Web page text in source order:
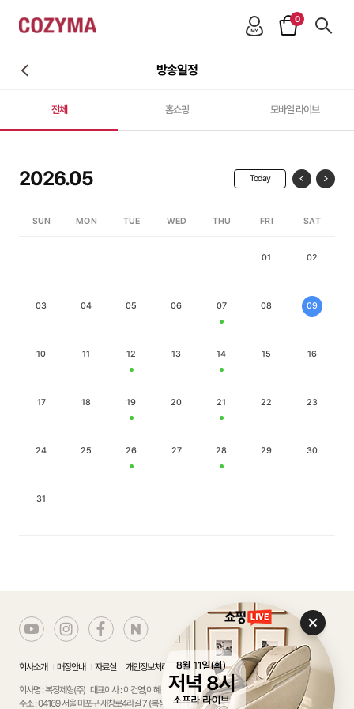
0
방송일정
전체 홈쇼핑 모바일 라이브
2026.05 Today
SUN MON TUE WED THU FRI SAT
01 02
03 04 05 06 07 08 09
10 11 12 13 14 15 16
17 18 19 20 21 22 23
24 25 26 27 28 29 30
31
회사소개 매장안내 자료실 개인정보처리방침 에스크로서비스 가입확인
회사명 : 복정제형(주) 대표이사 : 이건영,이혜성
주소 : 04169 서울 마포구 새창로4라길 7 (복정빌딩) 사업자 등록번호 : 105-81-75799